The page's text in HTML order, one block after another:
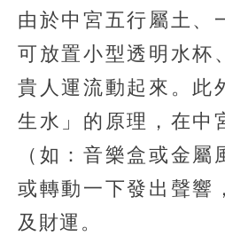
由於中宮五行屬土、
可放置小型透明水杯
貴人運流動起來。此
生水」的原理，在中
（如：音樂盒或金
或轉動一下發出聲響
及財運。